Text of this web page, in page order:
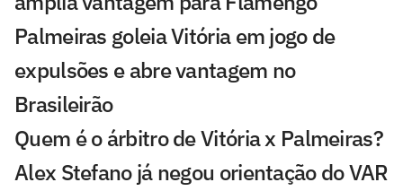
Palmeiras goleia Vitória em jogo de
expulsões e abre vantagem no
Brasileirão
Quem é o árbitro de Vitória x Palmeiras?
Alex Stefano já negou orientação do VAR